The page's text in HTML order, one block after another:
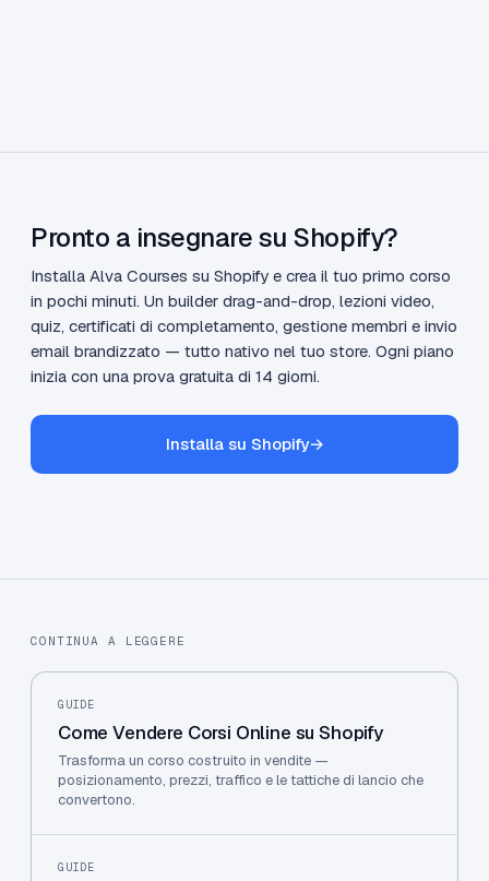
Pronto a insegnare su Shopify?
Installa Alva Courses su Shopify e crea il tuo primo corso
in pochi minuti. Un builder drag-and-drop, lezioni video,
quiz, certificati di completamento, gestione membri e invio
email brandizzato — tutto nativo nel tuo store. Ogni piano
inizia con una prova gratuita di 14 giorni.
Installa su Shopify→
CONTINUA A LEGGERE
GUIDE
Come Vendere Corsi Online su Shopify
Trasforma un corso costruito in vendite —
posizionamento, prezzi, traffico e le tattiche di lancio che
convertono.
GUIDE